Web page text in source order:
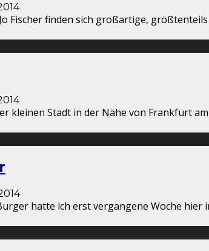
Fischer finden sich großartige,
kleinen Stadt in der Nähe von Frankfurt
hatte ich erst vergangene Woche